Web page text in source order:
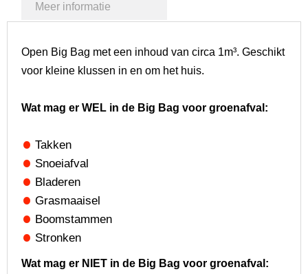
Meer informatie
Open Big Bag met een inhoud van circa 1m³. Geschikt
voor kleine klussen in en om het huis.
Wat mag er WEL in de Big Bag voor groenafval:
Takken
Snoeiafval
Bladeren
Grasmaaisel
Boomstammen
Stronken
Wat mag er NIET in de Big Bag voor groenafval: